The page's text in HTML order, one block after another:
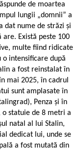
de moartea
lungii „domnii” a
dat nume de străzi și
Există peste 100
multe fiind ridicate
intensificare după
a fost reinstalat în
mai 2025, în cadrul
sunt amplasate în
Penza și în
o statuie de 8 metri a
natal al lui Stalin,
dedicat lui, unde se
a fost mutată din